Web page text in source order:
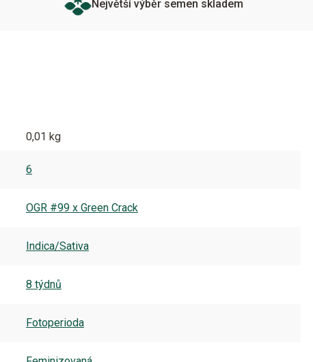
Největší výběr semen skladem
0,01 kg
6
OGR #99 x Green Crack
Indica/Sativa
8 týdnů
Fotoperioda